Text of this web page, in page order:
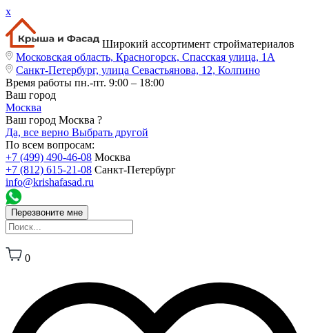
x
Широкий ассортимент стройматериалов
Московская область, Красногорск, Спасская улица, 1А
Санкт-Петербург, улица Севастьянова, 12, Колпино
Время работы пн.-пт. 9:00 – 18:00
Ваш город
Москва
Ваш город Москва ?
Да, все верно Выбрать другой
По всем вопросам:
+7 (499) 490-46-08 Москва
+7 (812) 615-21-08 Санкт-Петербург
info@krishafasad.ru
Перезвоните мне
0